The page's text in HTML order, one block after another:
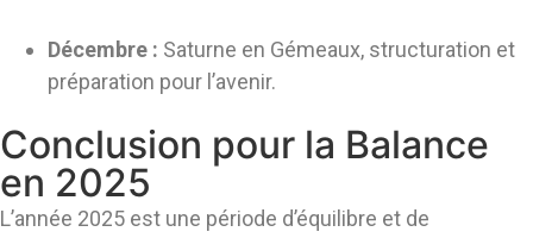
Décembre : Saturne en Gémeaux, structuration et
préparation pour l’avenir.
Conclusion pour la Balance
en 2025
L’année 2025 est une période d’équilibre et de